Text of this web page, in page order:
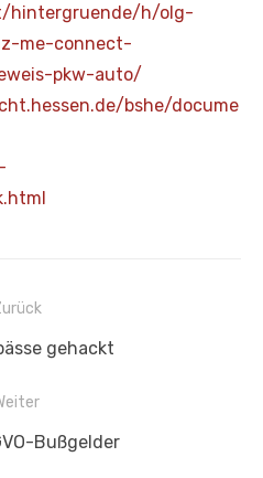
hintergruende/h/olg-
me-connect-
pkw-auto/
bshe/docume
gehackt
Bußgelder